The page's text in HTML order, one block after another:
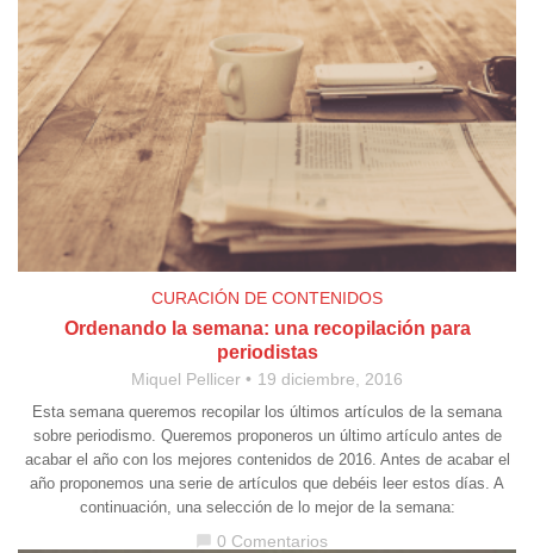
CURACIÓN DE CONTENIDOS
Ordenando la semana: una recopilación para
periodistas
Miquel Pellicer 19 diciembre, 2016
Esta semana queremos recopilar los últimos artículos de la semana
sobre periodismo. Queremos proponeros un último artículo antes de
acabar el año con los mejores contenidos de 2016. Antes de acabar el
año proponemos una serie de artículos que debéis leer estos días. A
continuación, una selección de lo mejor de la semana:
chat_bubble 0 Comentarios